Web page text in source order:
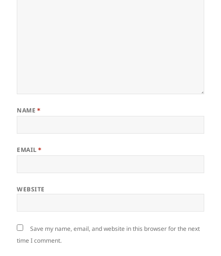
NAME*
EMAIL*
WEBSITE
Save my name, email, and website in this browser for the next
time I comment.